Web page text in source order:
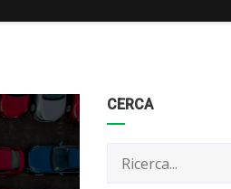
CERCA
Categorie
Articoli
per